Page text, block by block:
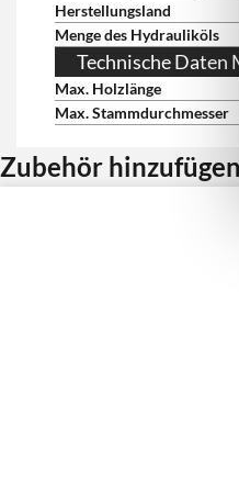
Herstellungsland
Menge des Hydrauliköls
Technische Daten
Max. Holzlänge
Max. Stammdurchmesser
Zubehör